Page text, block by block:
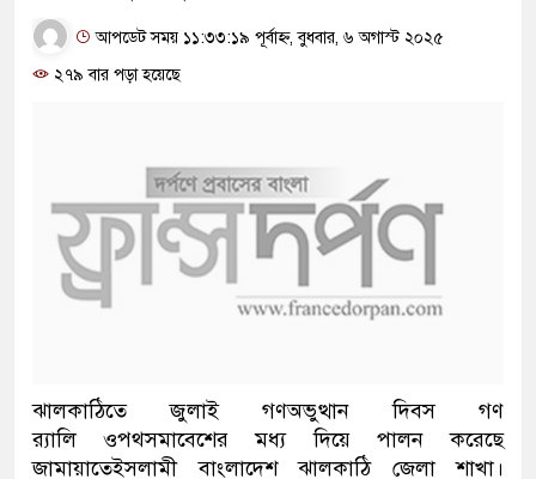
আপডেট সময় ১১:৩৩:১৯ পূর্বাহ্ন, বুধবার, ৬ অগাস্ট ২০২৫
২৭৯ বার পড়া হয়েছে
ঝালকাঠিতে জুলাই গণঅভুত্থান দিবস
গণ
র‍্যালি
ওপথসমাবেশের মধ্য দিয়ে পালন
করেছে
জামায়াতেইসলামী বাংলাদেশ ঝালকাঠি জেলা শাখা।